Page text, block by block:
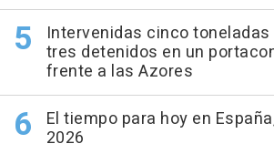
Intervenidas cinco
tres detenidos en un
frente a las Azores
El tiempo para hoy en
2026